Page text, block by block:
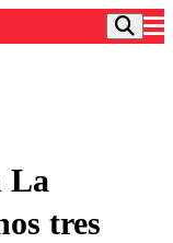
La
tres